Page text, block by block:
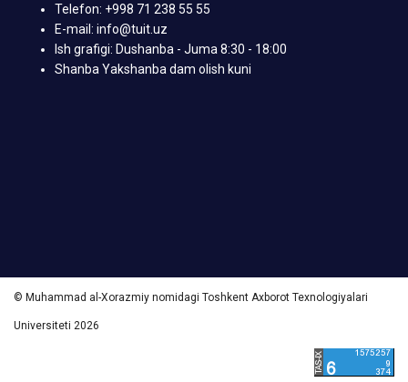
Telefon: +998 71 238 55 55
E-mail: info@tuit.uz
Ish grafigi: Dushanba - Juma 8:30 - 18:00
Shanba Yakshanba dam olish kuni
© Muhammad al-Xorazmiy nomidagi Toshkent Axborot Texnologiyalari
Universiteti 2026